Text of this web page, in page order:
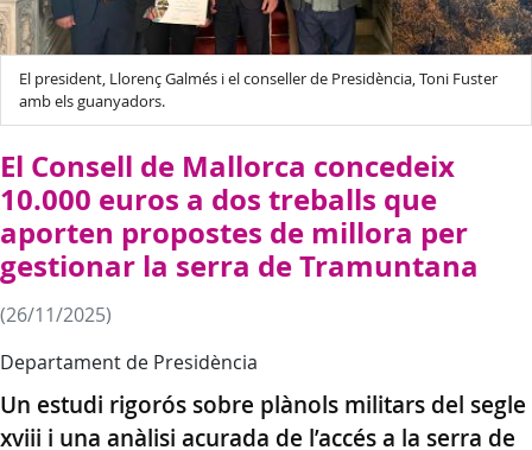
El president, Llorenç Galmés i el conseller de Presidència, Toni Fuster
amb els guanyadors.
El Consell de Mallorca concedeix
10.000 euros a dos treballs que
aporten propostes de millora per
gestionar la serra de Tramuntana
(26/11/2025)
Departament de Presidència
Un estudi rigorós sobre plànols militars del segle
xviii i una anàlisi acurada de l’accés a la serra de